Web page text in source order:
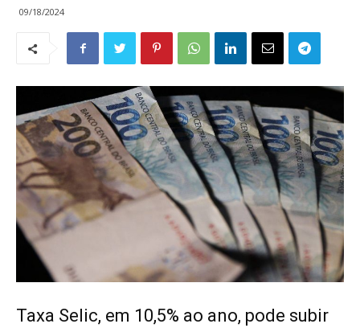
09/18/2024
Taxa Selic, em 10,5% ao ano, pode subir